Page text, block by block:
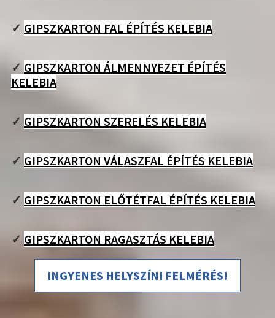
✓ GIPSZKARTON FAL ÉPÍTÉS KELEBIA
✓ GIPSZKARTON ÁLMENNYEZET ÉPÍTÉS
KELEBIA
✓ GIPSZKARTON SZERELÉS KELEBIA
✓ GIPSZKARTON VÁLASZFAL ÉPÍTÉS KELEBIA
✓ GIPSZKARTON ELŐTÉTFAL ÉPÍTÉS KELEBIA
✓ GIPSZKARTON RAGASZTÁS KELEBIA
INGYENES HELYSZÍNI FELMÉRÉS!